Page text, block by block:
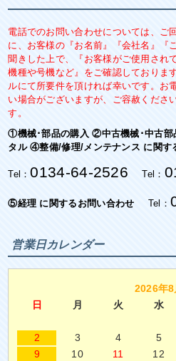
電話でのお問い合わせについては、ご
に、お客様の『お名前』『会社名』『
聞きした上で、『お客様がご使用され
機種や号機など』をご確認しておりま
ルにて所要件を頂ければ幸いです。お
い場合がございますが、ご容赦くださ
す。
①機械･部品の購入 ②中古機械･中古
タル ④整備/修理/メンテナンス に関す
Tel：0134-64-2526 Tel：
⑤経理 に関するお問い合わせ Tel：
営業日カレンダー
2026年8
日
月 火 水
2
3 4 5
9
10 11 12